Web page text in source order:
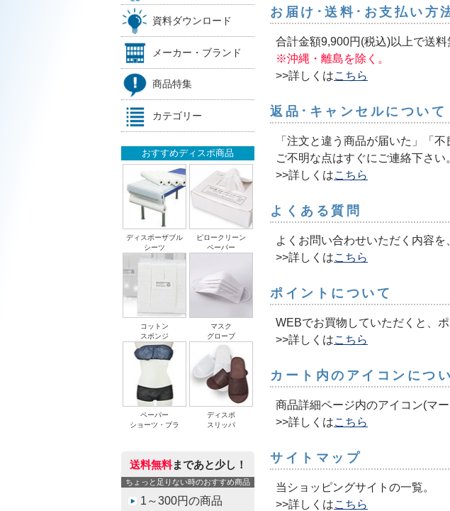
資料ダウンロード
メーカー・ブランド
商品特集
カテゴリー
おすすめディスポ商品
ディスポーザブル
シーツ
ピロークリーン
ペーパー
コットン
スポンジ
マスク
グローブ
ペーパー
ショーツ・ブラ
ディスポ
スリッパ
送料無料まであと少し！
ちょっと足りない時のおすすめ商品
1～300円の商品
お届け･送料･お支払い方
合計金額9,900円(税込)以上で送料
※沖縄・離島を除く。
>>詳しくはこちら
返品･キャンセルについて
「注文と違う商品が届いた」「不
ご不明な点はすぐにご連絡下さい
>>詳しくはこちら
よくある質問
よくお問い合わせいただく内容を
>>詳しくはこちら
ポイントについて
WEBでお買物していただくと、
>>詳しくはこちら
カート内のアイコンにつ
商品詳細ページ内のアイコン(マー
>>詳しくはこちら
サイトマップ
当ショッピングサイトの一覧。
>>詳しくはこちら